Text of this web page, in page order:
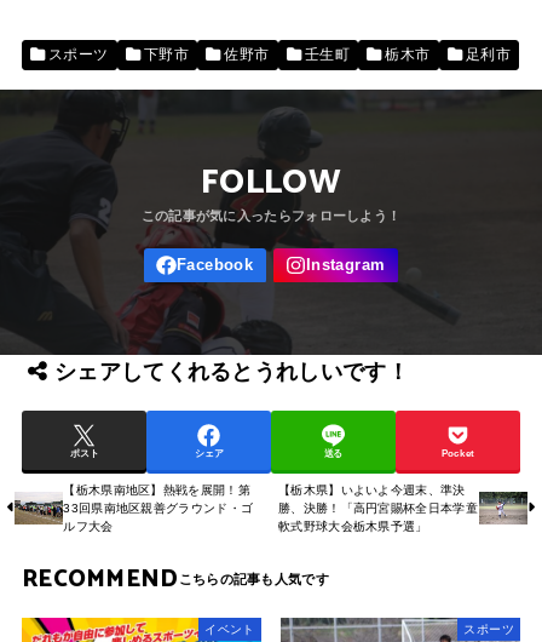
スポーツ 下野市 佐野市 壬生町 栃木市 足利市
FOLLOW
シェアしてくれるとうれしいです！
ポスト シェア 送る Pocket
【栃木県南地区】熱戦を展開！第
33回県南地区親善グラウンド・ゴ
ルフ大会
【栃木県】いよいよ今週末、準決
勝、決勝！「高円宮賜杯全日本学童
軟式野球大会栃木県予選」
RECOMMEND
イベント スポーツ